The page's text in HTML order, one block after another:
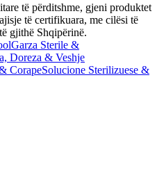
të përditshme, gjeni produktet
të certifikuara, me cilësi të
gjithë Shqipërinë.
Garza Sterile &
Doreza & Veshje
CorapeSolucione Sterilizuese &